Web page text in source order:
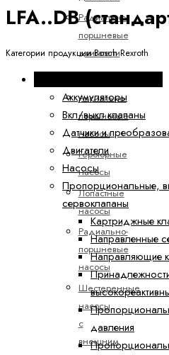
Радиально-
поршневые
двигатели
Аксиально-
поршневые
насосы
Героторные
насосы
Лопастные
насосы
Радиально-
поршневые
насосы
Шестеренные
насосы
с
внешним
LFA..DB
Категории продукции Bosch Rexroth
Аккумуляторы
Вкл/выкл клапаны
Датчики и
Двигатели
Насосы
Пропорциональные,
сервоклапаны
Картриджные
Направленные
Направляющие
давления